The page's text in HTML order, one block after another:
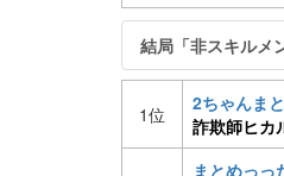
結局「非スキルメ
1位
2ちゃんま
詐欺師ヒカ
まとめっっ